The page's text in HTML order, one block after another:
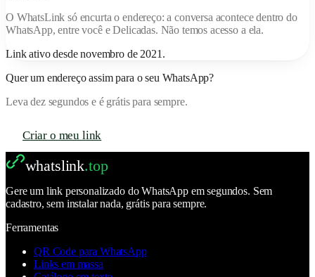
O WhatsLink só encurta o endereço: a conversa acontece dentro do
WhatsApp, entre você eDelicadas. Não temos acesso a ela.
Link ativo desde novembro de 2021 .
Quer um endereço assim para o seu WhatsApp?
Leva dez segundos e é grátis para sempre.
Criar o meu link
whatslink.top
Gere um link personalizado do WhatsApp em segundos. Sem
cadastro, sem instalar nada, grátis para sempre.
Ferramentas
QR Code para WhatsApp
Links em massa